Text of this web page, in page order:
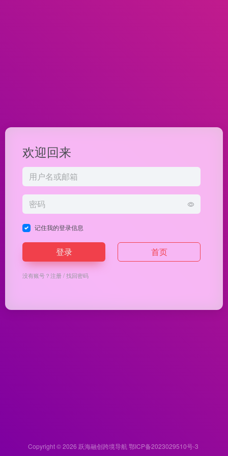
欢迎回来
记住我的登录信息
登录 首页
没有账号？注册/找回密码
Copyright © 2026 跃海融创跨境导航 鄂ICP备2023029510号-3